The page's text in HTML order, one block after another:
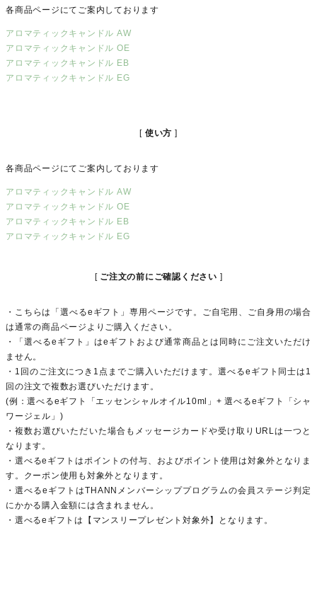
各商品ページにてご案内しております
アロマティックキャンドル AW
アロマティックキャンドル OE
アロマティックキャンドル EB
アロマティックキャンドル EG
使い方
各商品ページにてご案内しております
アロマティックキャンドル AW
アロマティックキャンドル OE
アロマティックキャンドル EB
アロマティックキャンドル EG
ご注文の前にご確認ください
・こちらは「選べるeギフト」専用ページです。ご自宅用、ご自身用の場合
は通常の商品ページよりご購入ください。
・「選べるeギフト」はeギフトおよび通常商品とは同時にご注文いただけ
ません。
・1回のご注文につき1点までご購入いただけます。選べるeギフト同士は1
回の注文で複数お選びいただけます。
(例：選べるeギフト「エッセンシャルオイル10ml」+ 選べるeギフト「シャ
ワージェル」)
・複数お選びいただいた場合もメッセージカードや受け取りURLは一つと
なります。
・選べるeギフトはポイントの付与、およびポイント使用は対象外となりま
す。クーポン使用も対象外となります。
・選べるeギフトはTHANNメンバーシッププログラムの会員ステージ判定
にかかる購入金額には含まれません。
・選べるeギフトは【マンスリープレゼント対象外】となります。